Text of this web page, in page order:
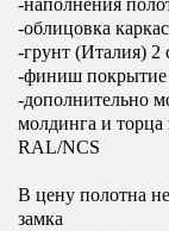
-наполнения
-облицовка
-грунт (Италия) 2
-финиш покрытие
-дополнительно
молдинга и
RAL/NCS
В цену полотна
замка